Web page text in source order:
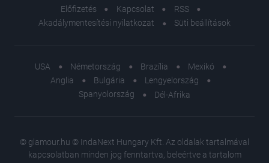
Előfizetés
Kapcsolat
RSS
Akadálymentesítési nyilatkozat
Süti beállítások
USA Németország Brazília
Mexikó
Anglia
Bulgária
Lengyelország
Spanyolország
Dél-Afrika
© glamour.hu © IndaNext Hungary Kft. Az oldalak tartalmával
kapcsolatban minden jog fenntartva, beleértve a tartalom